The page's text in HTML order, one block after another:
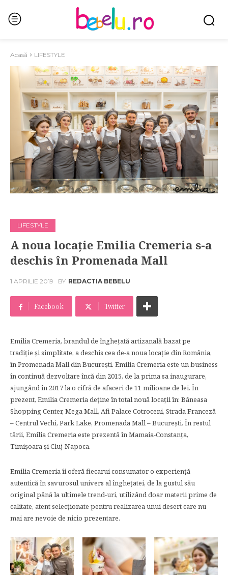
Acasă LIFESTYLE
LIFESTYLE
A noua locație Emilia Cremeria s-a
deschis în Promenada Mall
1 APRILIE 2019 BY REDACTIA BEBELU
Facebook Twitter
Emilia Cremeria, brandul de înghețată artizanală bazat pe
tradiție și simplitate, a deschis cea de-a noua locație din România,
în Promenada Mall din București. Emilia Cremeria este un business
în continuă dezvoltare încă din 2015, de la prima sa inaugurare,
ajungând în 2017 la o cifră de afaceri de 11 milioane de lei. În
prezent, Emilia Cremeria deține în total nouă locații în: Băneasa
Shopping Center, Mega Mall, Afi Palace Cotroceni, Strada Franceză
– Centrul Vechi, Park Lake, Promenada Mall – București. În restul
tării, Emilia Cremeria este prezentă în Mamaia-Constanța,
Timișoara și Cluj-Napoca.
Emilia Cremeria îi oferă fiecarui consumator o experiență
autentică în savurosul univers al înghețatei, de la gustul său
original până la ultimele trend-uri, utilizând doar materii prime de
calitate, atent selecționate pentru realizarea unui desert care nu
mai are nevoie de nicio prezentare.